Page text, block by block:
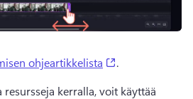
ohjeartikkelista
.
resursseja kerralla, voit käyttää